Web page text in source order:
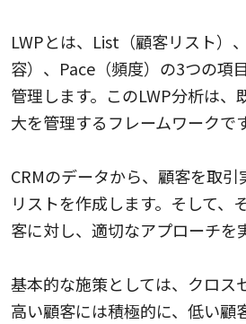
LWPとは、List（顧客リスト）
容）、Pace（頻度）の3つの項
管理します。このLWP分析は、
大を管理するフレームワークです
CRMのデータから、顧客を取引
リストを作成します。そして、
客に対し、適切なアプローチを
基本的な施策としては、クロス
高い顧客には積極的に、低い顧